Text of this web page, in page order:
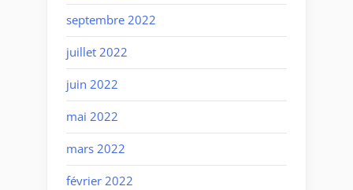
septembre 2022
juillet 2022
juin 2022
mai 2022
mars 2022
février 2022